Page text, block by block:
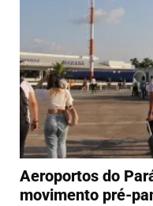
Aeroportos do
movimento pré-